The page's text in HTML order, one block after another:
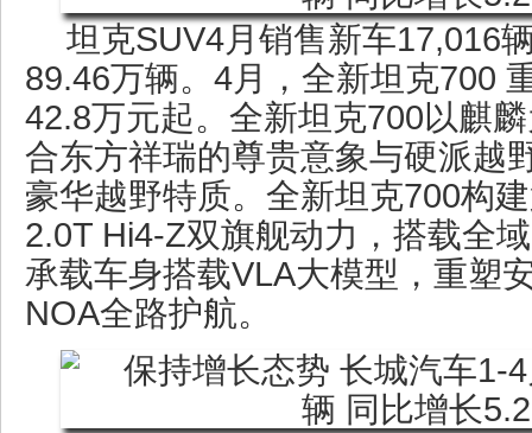
坦克SUV4月销售新车17,016
89.46万辆。4月，全新坦克700
42.8万元起。全新坦克700以麒
合东方祥瑞的尊贵意象与硬派越
豪华越野特质。全新坦克700构
2.0T Hi4-Z双旗舰动力，搭载全
承载车身搭载VLA大模型，重塑
NOA全路护航。